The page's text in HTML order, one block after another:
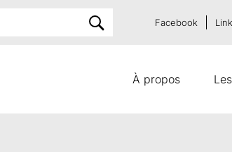
À propos
Facebook